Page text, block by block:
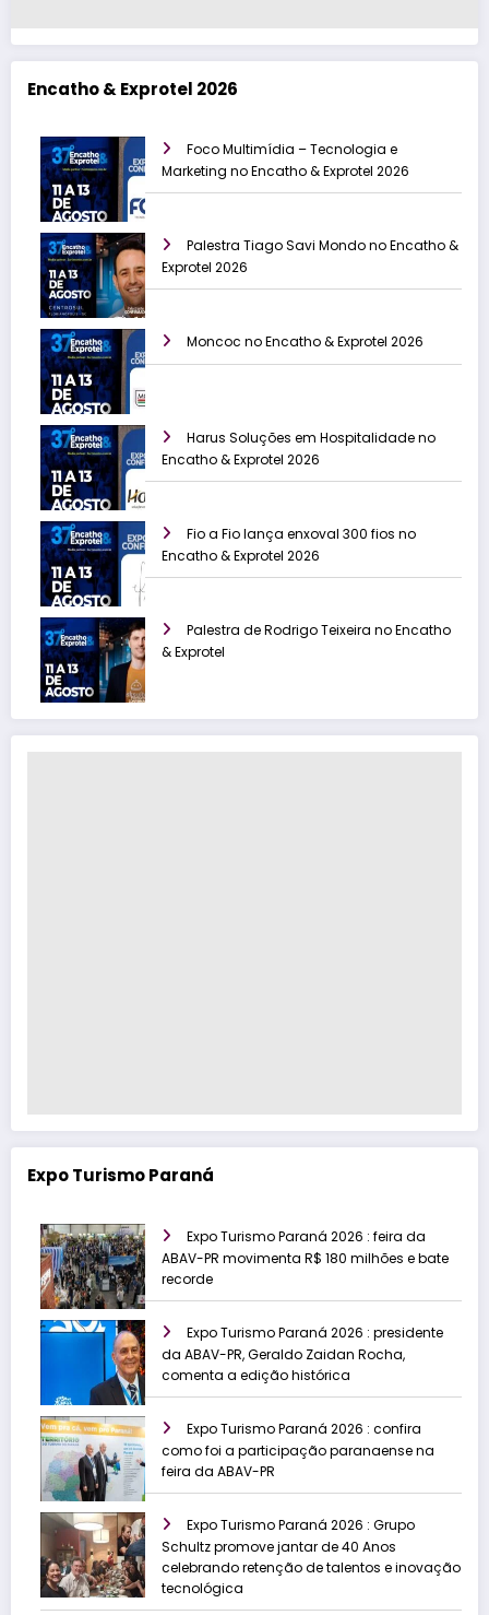
Encatho & Exprotel 2026
Foco Multimídia – Tecnologia e
Marketing no Encatho & Exprotel 2026
Palestra Tiago Savi Mondo no Encatho &
Exprotel 2026
Moncoc no Encatho & Exprotel 2026
Harus Soluções em Hospitalidade no
Encatho & Exprotel 2026
Fio a Fio lança enxoval 300 fios no
Encatho & Exprotel 2026
Palestra de Rodrigo Teixeira no Encatho
& Exprotel
Expo Turismo Paraná
Expo Turismo Paraná 2026 : feira da
ABAV-PR movimenta R$ 180 milhões e bate
recorde
Expo Turismo Paraná 2026 : presidente
da ABAV-PR, Geraldo Zaidan Rocha,
comenta a edição histórica
Expo Turismo Paraná 2026 : confira
como foi a participação paranaense na
feira da ABAV-PR
Expo Turismo Paraná 2026 : Grupo
Schultz promove jantar de 40 Anos
celebrando retenção de talentos e inovação
tecnológica